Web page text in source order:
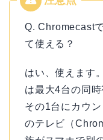
Q. Chromecast
て使える？
はい、使えます
は最大4台の同
その1台にカウ
のテレビ（